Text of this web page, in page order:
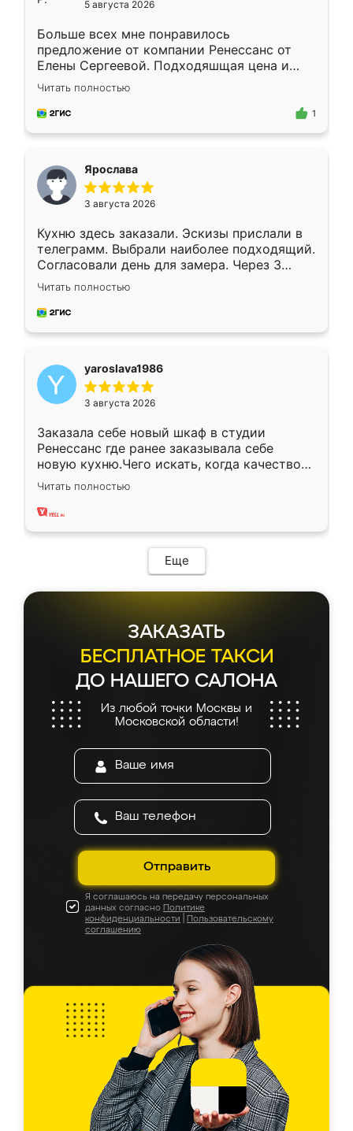
5 августа 2026
Больше всех мне понравилось
предложение от компании Ренессанс от
Елены Сергеевой. Подходяшщая цена и
короткие сроки изготовления. Приехавший
для замера сотрудник Владислав
предложил по моему эскизу самый
Читать полностью
1
Ярослава
3 августа 2026
Кухню здесь заказали. Эскизы прислали в
телеграмм. Выбрали наиболее подходящий.
Согласовали день для замера. Через 3
недели кухня была уже готова. Остались
довольны работой. Спасибо Ренессанс
мебель за качественную работу!
Читать полностью
yaroslava1986
3 августа 2026
Заказала себе новый шкаф в студии
Ренессанс где ранее заказывала себе
новую кухню.Чего искать, когда качеством
вполне довольна. Служит кухня уже почти
два года, нареканий нет.
Читать полностью
Еще
ЗАКАЗАТЬ
БЕСПЛАТНОЕ ТАКСИ
ДО НАШЕГО САЛОНА
Из любой точки Москвы и
Московской области!
Отправить
Я соглашаюсь на передачу персональных
данных согласно Политике
конфиденциальности
Пользовательскому
соглашению